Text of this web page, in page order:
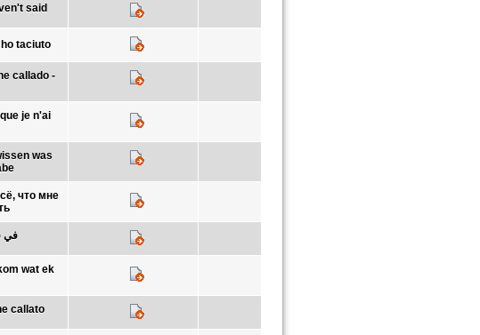
said
taciuto
callado -
je n'ai
was
что мне
في
wat ek
callato